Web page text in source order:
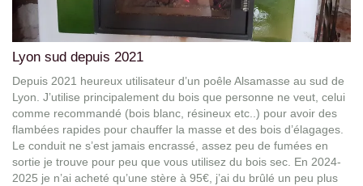
Lyon sud depuis 2021
Depuis 2021 heureux utilisateur d’un poêle Alsamasse au sud de
Lyon. J’utilise principalement du bois que personne ne veut, celui
comme recommandé (bois blanc, résineux etc..) pour avoir des
flambées rapides pour chauffer la masse et des bois d’élagages.
Le conduit ne s’est jamais encrassé, assez peu de fumées en
sortie je trouve pour peu que vous utilisez du bois sec. En 2024-
2025 je n’ai acheté qu’une stère à 95€, j’ai du brûlé un peu plus